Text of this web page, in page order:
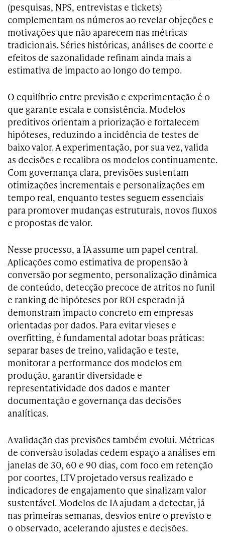
(pesquisas, NPS, entrevistas e tickets)
complementam os números ao revelar objeções e
motivações que não aparecem nas métricas
tradicionais. Séries históricas, análises de coorte e
efeitos de sazonalidade refinam ainda mais a
estimativa de impacto ao longo do tempo.
O equilíbrio entre previsão e experimentação é o
que garante escala e consistência. Modelos
preditivos orientam a priorização e fortalecem
hipóteses, reduzindo a incidência de testes de
baixo valor. A experimentação, por sua vez, valida
as decisões e recalibra os modelos continuamente.
Com governança clara, previsões sustentam
otimizações incrementais e personalizações em
tempo real, enquanto testes seguem essenciais
para promover mudanças estruturais, novos fluxos
e propostas de valor.
Nesse processo, a IA assume um papel central.
Aplicações como estimativa de propensão à
conversão por segmento, personalização dinâmica
de conteúdo, detecção precoce de atritos no funil
e ranking de hipóteses por ROI esperado já
demonstram impacto concreto em empresas
orientadas por dados. Para evitar vieses e
overfitting, é fundamental adotar boas práticas:
separar bases de treino, validação e teste,
monitorar a performance dos modelos em
produção, garantir diversidade e
representatividade dos dados e manter
documentação e governança das decisões
analíticas.
A validação das previsões também evolui. Métricas
de conversão isoladas cedem espaço a análises em
janelas de 30, 60 e 90 dias, com foco em retenção
por coortes, LTV projetado versus realizado e
indicadores de engajamento que sinalizam valor
sustentável. Modelos de IA ajudam a detectar, já
nas primeiras semanas, desvios entre o previsto e
o observado, acelerando ajustes e decisões.